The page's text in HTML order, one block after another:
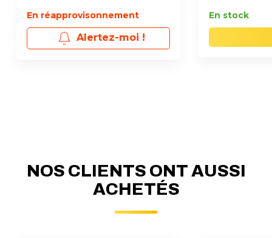
En réapprovisonnement
Alertez-moi !
En stock
NOS CLIENTS ONT AUSSI
ACHETÉS